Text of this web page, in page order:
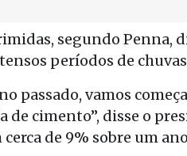
segundo Penna,
períodos de
passado, vamos
cimento”, disse o
de 9% sobre um